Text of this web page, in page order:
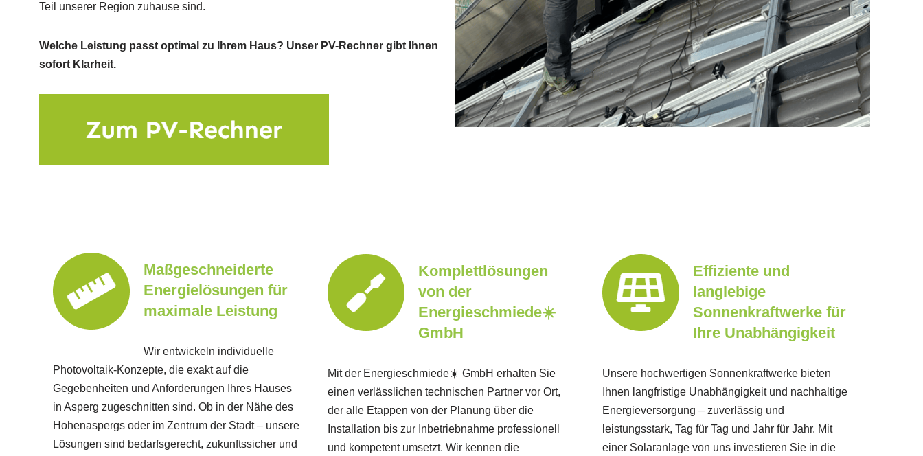
Teil unserer Region zuhause sind.
Welche Leistung passt optimal zu Ihrem Haus? Unser PV-Rechner gibt Ihnen
sofort Klarheit.
Maßgeschneiderte
Energielösungen für
maximale Leistung
Wir entwickeln individuelle
Photovoltaik-Konzepte, die exakt auf die
Gegebenheiten und Anforderungen Ihres Hauses
in Asperg zugeschnitten sind. Ob in der Nähe des
Hohenaspergs oder im Zentrum der Stadt – unsere
Lösungen sind bedarfsgerecht, zukunftssicher und
Komplettlösungen
von der
Energieschmiede☀️
GmbH
Mit der Energieschmiede☀️ GmbH erhalten Sie
einen verlässlichen technischen Partner vor Ort,
der alle Etappen von der Planung über die
Installation bis zur Inbetriebnahme professionell
und kompetent umsetzt. Wir kennen die
Effiziente und
langlebige
Sonnenkraftwerke für
Ihre Unabhängigkeit
Unsere hochwertigen Sonnenkraftwerke bieten
Ihnen langfristige Unabhängigkeit und nachhaltige
Energieversorgung – zuverlässig und
leistungsstark, Tag für Tag und Jahr für Jahr. Mit
einer Solaranlage von uns investieren Sie in die